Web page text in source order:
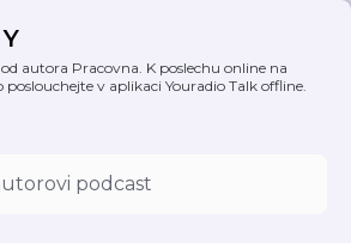
autora Pracovna. K poslechu online na
poslouchejte v aplikaci Youradio Talk offline.